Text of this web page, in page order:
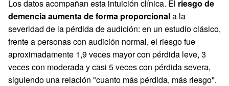
Los datos acompañan esta intuición clínica. El riesgo de
demenciaaumenta de forma proporcionala la
severidad de la pérdida de audición: en un estudio clásico,
frente a personas con audición normal, el riesgo fue
aproximadamente 1,9 veces mayor con pérdida leve, 3
veces con moderada y casi 5 veces con pérdida severa,
siguiendo una relación "cuanto más pérdida, más riesgo".